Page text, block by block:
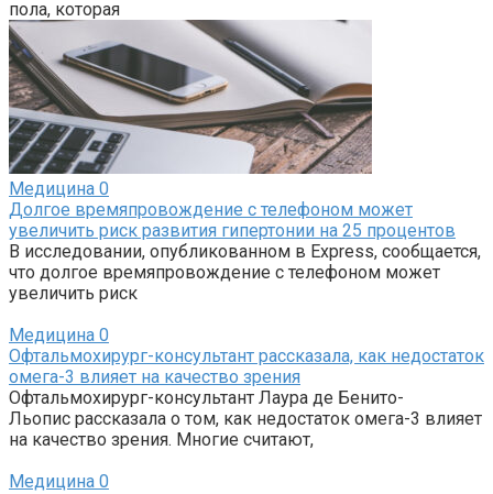
пола, которая
Медицина 0
Долгое времяпровождение с телефоном может
увеличить риск развития гипертонии на 25 процентов
В исследовании, опубликованном в Express, сообщается,
что долгое времяпровождение с телефоном может
увеличить риск
Медицина 0
Офтальмохирург-консультант рассказала, как недостаток
омега-3 влияет на качество зрения
Офтальмохирург-консультант Лаура де Бенито-
Льопис рассказала о том, как недостаток омега-3 влияет
на качество зрения. Многие считают,
Медицина 0